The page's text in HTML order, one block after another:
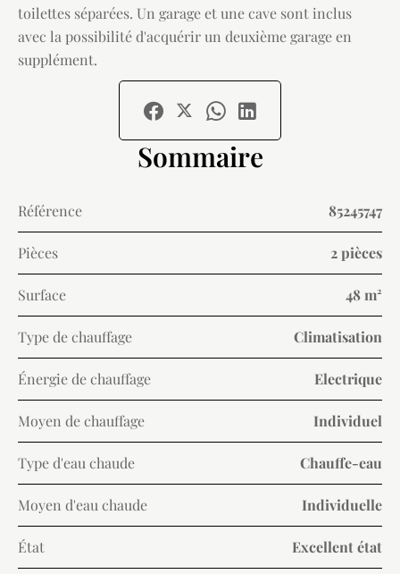
toilettes séparées. Un garage et une cave sont inclus
avec la possibilité d'acquérir un deuxième garage en
supplément.
Sommaire
Référence 85245747
Pièces 2 pièces
Surface 48 m²
Type de chauffage Climatisation
Énergie de chauffage Electrique
Moyen de chauffage Individuel
Type d'eau chaude Chauffe-eau
Moyen d'eau chaude Individuelle
État Excellent état